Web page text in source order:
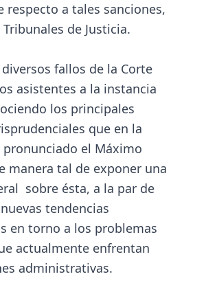
respecto a tales sanciones,
de Justicia.
fallos de la Corte
asistentes a la instancia
los principales
que en la
el Máximo
manera tal de exponer una
sobre ésta, a la par de
tendencias
en torno a los problemas
actualmente enfrentan
administrativas.